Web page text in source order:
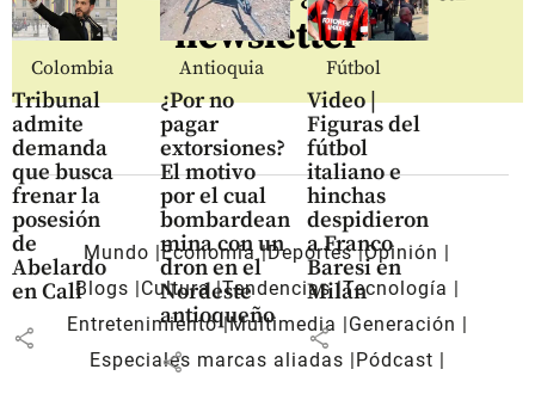
Colombia
Tribunal
admite
demanda
que busca
frenar la
posesión
de
Abelardo
en Cali
share
Antioquia
¿Por no
pagar
extorsiones?
El motivo
por el cual
bombardean
mina con un
dron en el
Nordeste
antioqueño
share
Fútbol
Video |
Figuras del
fútbol
italiano e
hinchas
despidieron
a Franco
Baresi en
Milán
share
newsletter
Mundo Economía Deportes Opinión
Blogs
Cultura Tendencias Tecnología
Entretenimiento Multimedia
Generación
Especiales marcas aliadas
Pódcast